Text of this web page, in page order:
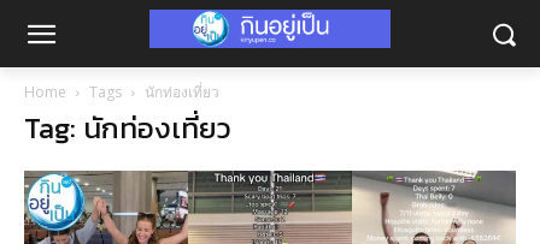
Home Tags นักท่องเที่ยว
Tag: นักท่องเที่ยว